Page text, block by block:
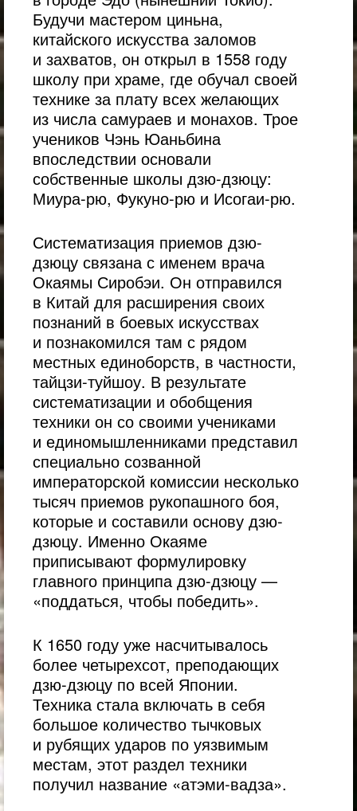
Будучи мастером циньна,
китайского искусства заломов
и захватов, он открыл в 1558 году
школу при храме, где обучал своей
технике за плату всех желающих
из числа самураев и монахов. Трое
учеников Чэнь Юаньбина
впоследствии основали
собственные школы дзю-дзюцу:
Миура-рю, Фукуно-рю и Исогаи-рю.
Систематизация приемов дзю-
дзюцу связана с именем врача
Окаямы Сиробэи. Он отправился
в Китай для расширения своих
познаний в боевых искусствах
и познакомился там с рядом
местных единоборств, в частности,
тайцзи-туйшоу. В результате
систематизации и обобщения
техники он со своими учениками
и единомышленниками представил
специально созванной
императорской комиссии несколько
тысяч приемов рукопашного боя,
которые и составили основу дзю-
дзюцу. Именно Окаяме
приписывают формулировку
главного принципа дзю-дзюцу —
«поддаться, чтобы победить».
К 1650 году уже насчитывалось
более четырехсот, преподающих
дзю-дзюцу по всей Японии.
Техника стала включать в себя
большое количество тычковых
и рубящих ударов по уязвимым
местам, этот раздел техники
получил название «атэми-вадза».